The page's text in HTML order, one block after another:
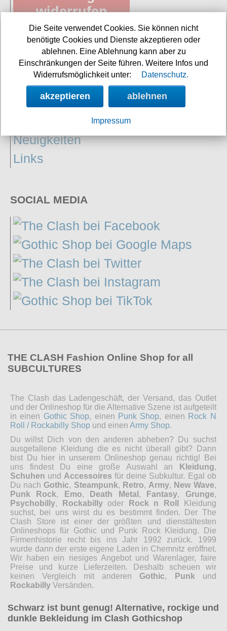
widerrufen
SERVICE
Neuigkeiten
Links
SOCIAL MEDIA
THE CLASH Fashion Online Shop for all
SUBCULTURES
The Clash das Ladengeschäft, der Versand, das Outlet
und der Onlineshop für die Alternative Szene ist aufgeteilt
in einen Gothic Shop, einen Punk Shop, einen Rock N
Roll / Rockabilly Shop und einen Army Shop.
Du willst Dich von den anderen abheben? Du suchst
ausgefallene Kleidung die es nicht überall gibt? Dann
bist Du hier in unserem Onlineshop genau richtig! Bei
uns findest Du eine große Auswahl an
Kleidung,
Schuhen und Accessoires für deine Subkultur. Egal ob
Du nach Gothic, Steampunk, Retro, Army, New Wave,
Punk Rock, Emo, Death Metal , Fantasy, Grunge,
Psychobilly, Rockabillyoder Rock n Roll
Kleidung
suchst, bei uns wirst du es bestimmt finden. Der The
Clash Store ist einer der größten und dienstältesten
Onlineshops für Gothic und Punk Rock Kleidung. Die
Firmenhistorie recht bis ins Jahr 1992 zurück. 1999
wurde dann der erste eigene Laden in Chemnitz eröffnet.
Wir haben ein riesiges Angebot und Warenlager, faire
Preise und kurze Lieferzeiten. Deshalb scheuen wir
keinen Vergleich mit anderen Gothic, Punk und
Rockabilly Versänden.
Schwarz ist bunt genug! Alternative, rockige und
dunkle Bekleidung im Clash Gothicshop
Die Seite verwendet Cookies. Sie können nicht
benötigte Cookies und Dienste akzeptieren oder
ablehnen. Eine Ablehnung kann aber zu
Einschränkungen der Seite führen. Weitere Infos und
Widerrufsmöglichkeit unter:
Datenschutz.
akzeptieren ablehnen
Impressum